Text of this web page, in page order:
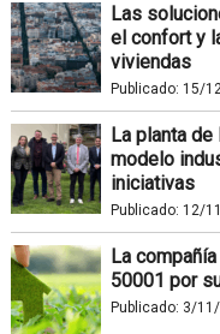
Las
el confort y
viviendas
Publicado: 15/
La planta de
modelo
iniciativas
Publicado: 12/
La
50001 por
Publicado: 3/